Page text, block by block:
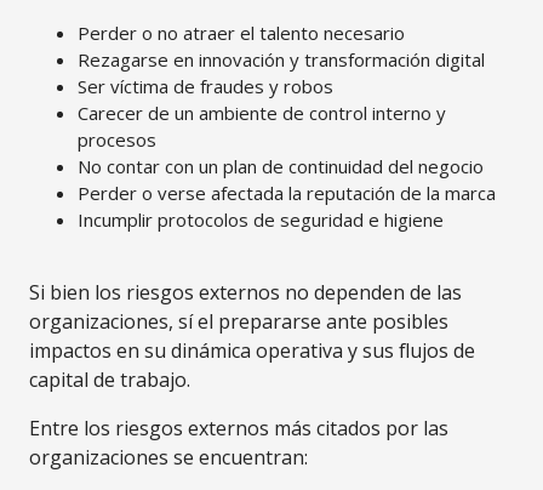
Perder o no atraer el talento necesario
Rezagarse en innovación y transformación digital
Ser víctima de fraudes y robos
Carecer de un ambiente de control interno y
procesos
No contar con un plan de continuidad del negocio
Perder o verse afectada la reputación de la marca
Incumplir protocolos de seguridad e higiene
Si bien los riesgos externos no dependen de las
organizaciones, sí el prepararse ante posibles
impactos en su dinámica operativa y sus flujos de
capital de trabajo.
Entre los riesgos externos más citados por las
organizaciones se encuentran: